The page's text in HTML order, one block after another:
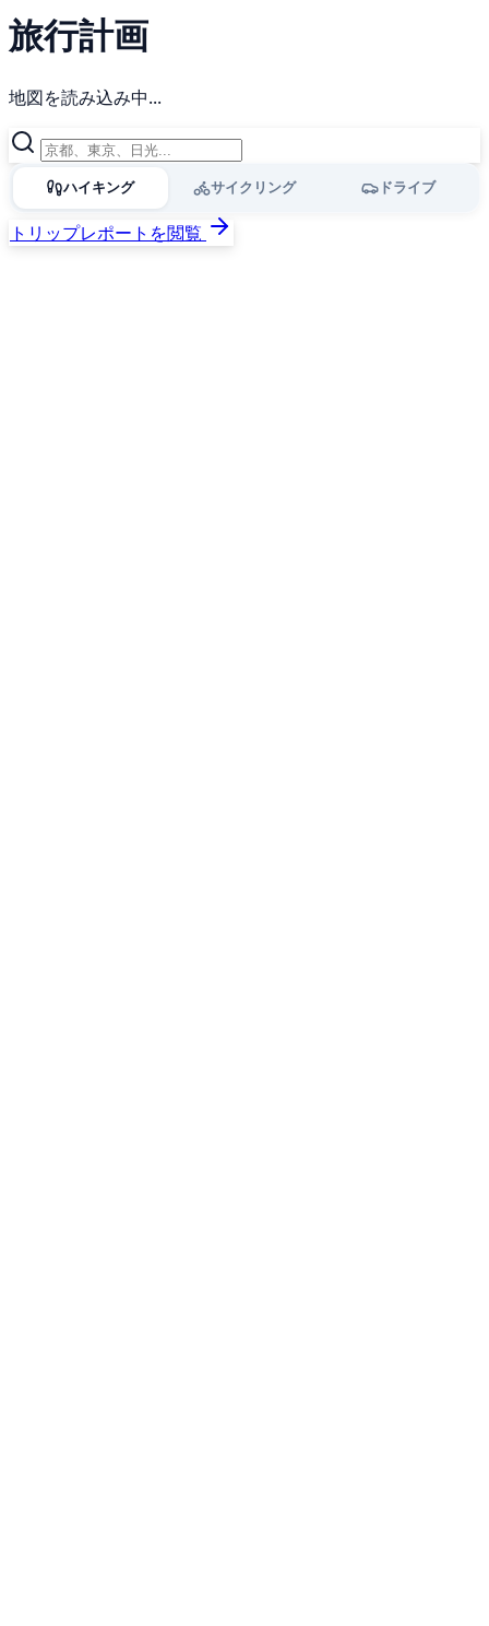
旅行計画
地図を読み込み中...
ハイキング サイクリング ドライブ
トリップレポートを閲覧